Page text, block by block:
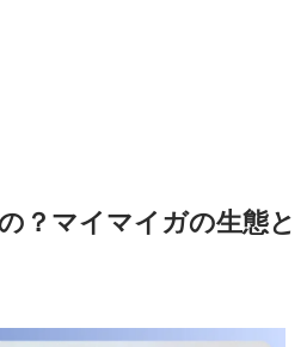
？マイマイガの生態と